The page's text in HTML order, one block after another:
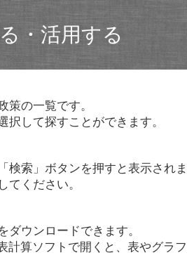
・活用する
策の一覧です。
して探すことができます。
索」ボタンを押すと表示されま
てください。
ウンロードできます。
算ソフトで開くと、表やグラ